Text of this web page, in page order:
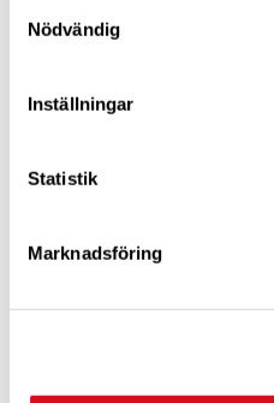
Nödvändig
Inställningar
Statistik
Marknadsföring
Logga in med hjälp av